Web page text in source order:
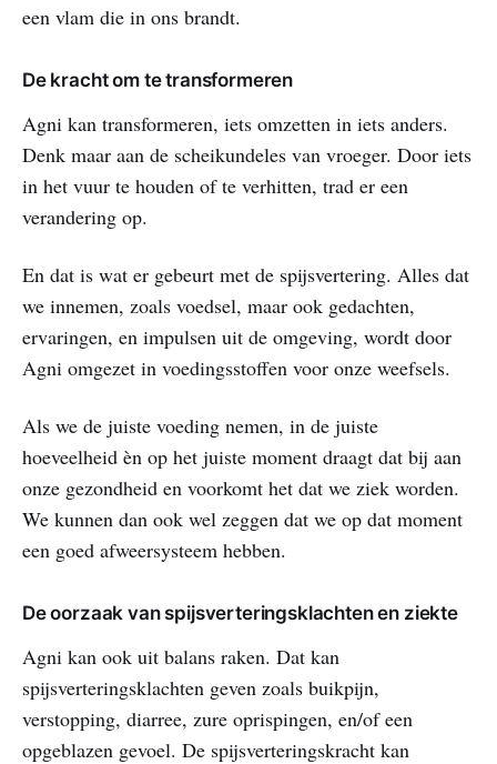
een vlam die in ons brandt.
De kracht om te transformeren
Agni kan transformeren, iets omzetten in iets anders.
Denk maar aan de scheikundeles van vroeger. Door iets
in het vuur te houden of te verhitten, trad er een
verandering op.
En dat is wat er gebeurt met de spijsvertering. Alles dat
we innemen, zoals voedsel, maar ook gedachten,
ervaringen, en impulsen uit de omgeving, wordt door
Agni omgezet in voedingsstoffen voor onze weefsels.
Als we de juiste voeding nemen, in de juiste
hoeveelheid èn op het juiste moment draagt dat bij aan
onze gezondheid en voorkomt het dat we ziek worden.
We kunnen dan ook wel zeggen dat we op dat moment
een goed afweersysteem hebben.
De oorzaak van spijsverteringsklachten en ziekte
Agni kan ook uit balans raken. Dat kan
spijsverteringsklachten geven zoals buikpijn,
verstopping, diarree, zure oprispingen, en/of een
opgeblazen gevoel. De spijsverteringskracht kan